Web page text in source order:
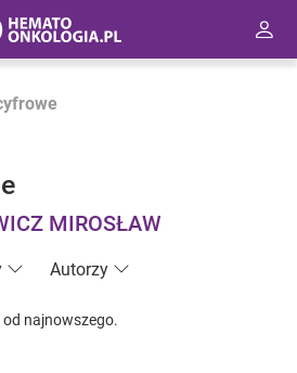
MIROSŁAW
Autorzy
najnowszego.